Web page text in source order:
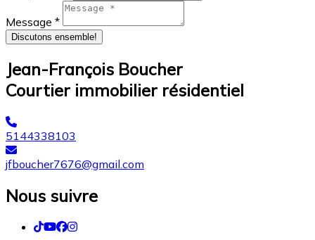
Message *
Discutons ensemble!
Jean-François Boucher
Courtier immobilier résidentiel
5144338103
jfboucher7676@gmail.com
Nous suivre